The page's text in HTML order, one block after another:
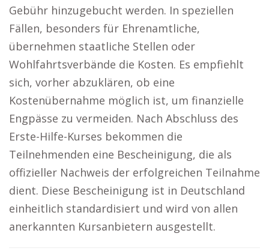
Gebühr hinzugebucht werden. In speziellen
Fällen, besonders für Ehrenamtliche,
übernehmen staatliche Stellen oder
Wohlfahrtsverbände die Kosten. Es empfiehlt
sich, vorher abzuklären, ob eine
Kostenübernahme möglich ist, um finanzielle
Engpässe zu vermeiden. Nach Abschluss des
Erste-Hilfe-Kurses bekommen die
Teilnehmenden eine Bescheinigung, die als
offizieller Nachweis der erfolgreichen Teilnahme
dient. Diese Bescheinigung ist in Deutschland
einheitlich standardisiert und wird von allen
anerkannten Kursanbietern ausgestellt.